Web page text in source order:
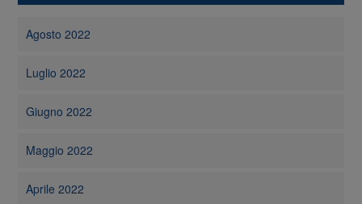
Agosto 2022
Luglio 2022
Giugno 2022
Maggio 2022
Aprile 2022